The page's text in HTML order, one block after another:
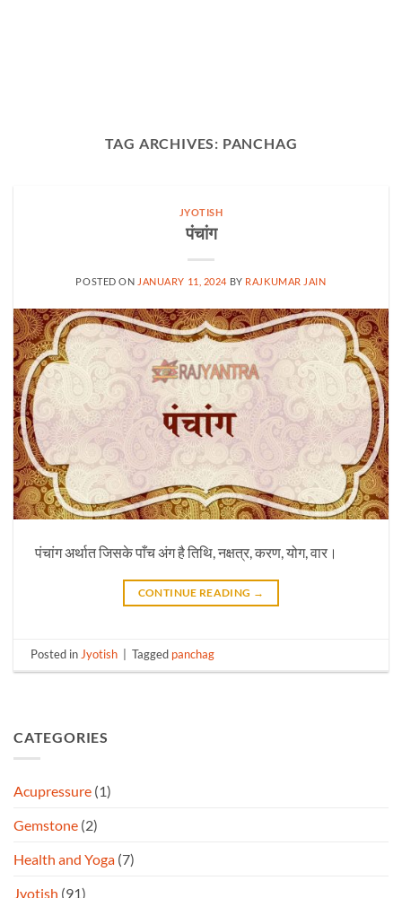
TAG ARCHIVES: PANCHAG
JYOTISH
पंचांग
POSTED ON JANUARY 11, 2024 BY RAJKUMAR JAIN
पंचांग अर्थात जिसके पाँच अंग है तिथि, नक्षत्र, करण, योग, वार।
CONTINUE READING →
Posted inJyotish Tagged panchag
CATEGORIES
Acupressure (1)
Gemstone (2)
Health and Yoga (7)
Jyotish (91)